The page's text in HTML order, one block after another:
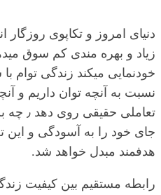
دنیای امروز و تکاپوی
زیاد و بهره مندی کم سوق
خودنمایی میکند زندگی توام
نسبت به آنچه توان داریم و
تعاملی
جای خود را به آسودگی و این
هدفمند مبدل خواهد شد.
رابطه مستقیم بین کیفیت